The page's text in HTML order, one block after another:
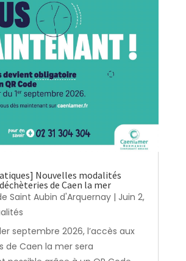
Nouvelles modalités
déchèteries de Caen la mer
Saint Aubin d'Arquernay| Juin 2,
septembre 2026, l’accès aux
de Caen la mer sera